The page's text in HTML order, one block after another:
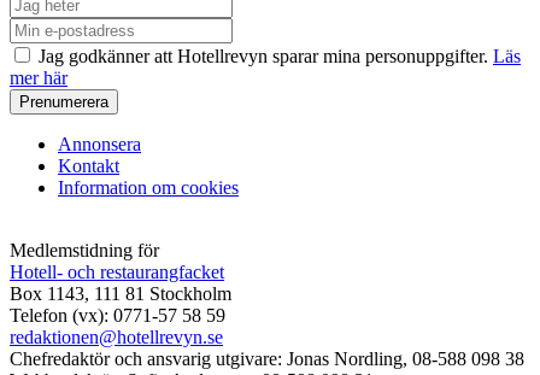
Jag godkänner att Hotellrevyn sparar mina personuppgifter. Läs
mer här
Annonsera
Kontakt
Information om cookies
Medlemstidning för
Hotell- och restaurangfacket
Box 1143, 111 81 Stockholm
Telefon (vx): 0771-57 58 59
redaktionen@hotellrevyn.se
Chefredaktör och ansvarig utgivare: Jonas Nordling, 08-588 098 38